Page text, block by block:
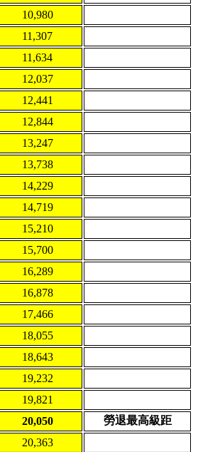
10,980
11,307
11,634
12,037
12,441
12,844
13,247
13,738
14,229
14,719
15,210
15,700
16,289
16,878
17,466
18,055
18,643
19,232
19,821
20,050
勞退最高級距
20,363